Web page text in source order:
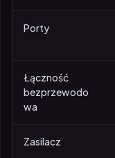
Porty
Łączność
bezprzewodo
wa
Zasilacz